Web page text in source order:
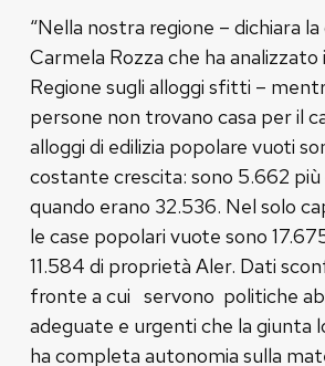
“Nella nostra regione – dichiara
Carmela Rozza che ha
Regione sugli alloggi sfitti –
persone non trovano casa per il
alloggi di edilizia popolare vuoti
costante crescita: sono 5.662
quando erano 32.536. Nel solo
le case popolari vuote sono
11.584 di proprietà Aler. Dati
fronte a cui servono politiche
adeguate e urgenti che la giunta
ha completa autonomia sulla